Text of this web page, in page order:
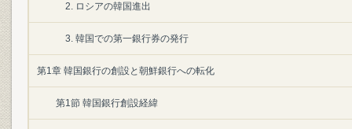
2. ロシアの韓国進出
3. 韓国での第一銀行券の発行
第1章 韓国銀行の創設と朝鮮銀行への転化
第1節 韓国銀行創設経緯